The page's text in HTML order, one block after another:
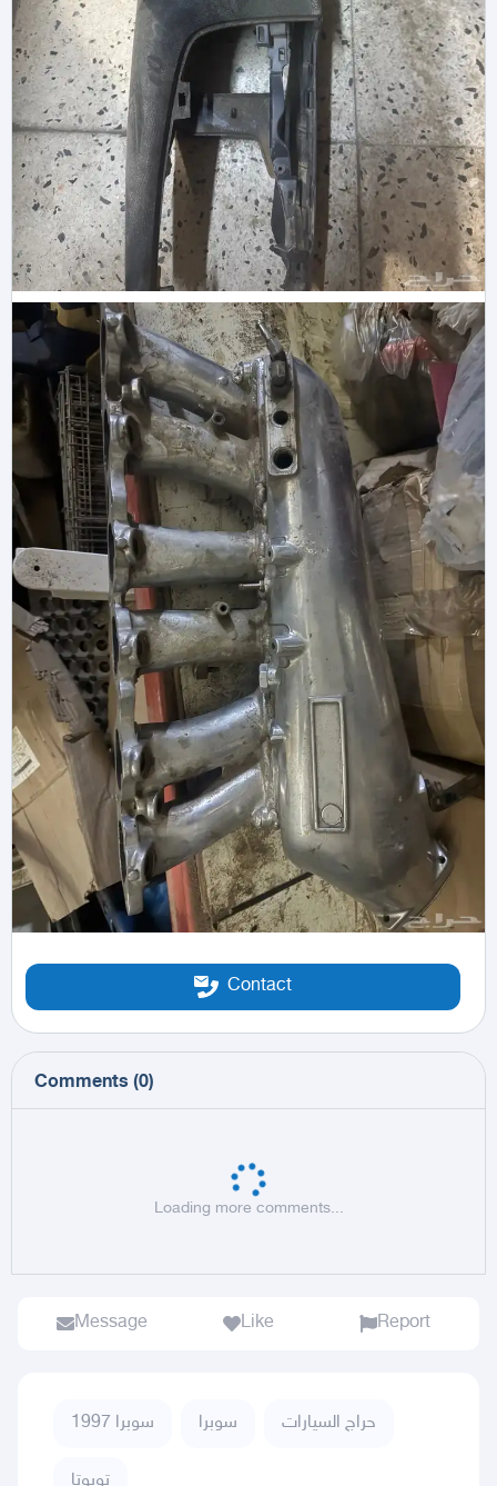
Contact
Comments (0)
Loading more comments...
Message Like Report
سوبرا 1997 سوبرا حراج السيارات
تويوتا